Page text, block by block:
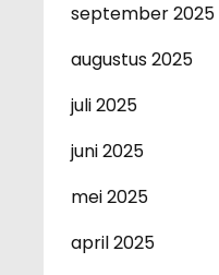
september 2025
augustus 2025
juli 2025
juni 2025
mei 2025
april 2025